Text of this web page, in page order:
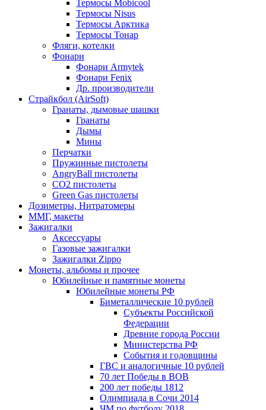
Термосы Mobicool
Термосы Nisus
Термосы Арктика
Термосы Тонар
Фляги, котелки
Фонари
Фонари Armytek
Фонари Fenix
Др. производители
Страйкбол (AirSoft)
Гранаты, дымовые шашки
Гранаты
Дымы
Мины
Перчатки
Пружинные пистолеты
AngryBall пистолеты
CO2 пистолеты
Green Gas пистолеты
Дозиметры, Нитратомеры
ММГ, макеты
Зажигалки
Аксессуары
Газовые зажигалки
Зажигалки Zippo
Монеты, альбомы и прочее
Юбилейные и памятные монеты
Юбилейные монеты РФ
Биметаллические 10 рублей
Субъекты Российской
Федерации
Древние города России
Министерства РФ
События и годовщины
ГВС и аналогичные 10 рублей
70 лет Победы в ВОВ
200 лет победы 1812
Олимпиада в Сочи 2014